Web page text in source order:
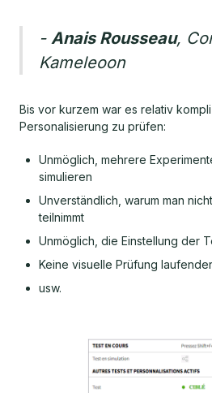
- Anais Rousseau,
Kameleoon
Bis vor kurzem war es relativ
Personalisierung zu prüfen:
Unmöglich, mehrere
simulieren
Unverständlich, warum man
teilnimmt
Unmöglich, die Einstellung der
Keine visuelle Prüfung
usw.